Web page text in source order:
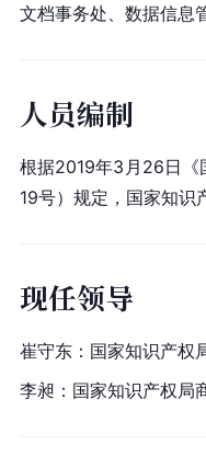
文档事务处、数据信息
人员编制
根据2019年3月26日《
19号）规定，国家知
现任领导
崔守东：国家知识产权
李昶：国家知识产权局